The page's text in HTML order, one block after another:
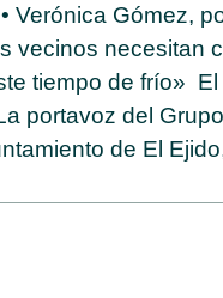
• Verónica Gómez,
vecinos necesitan
tiempo de frío»
portavoz del
de El